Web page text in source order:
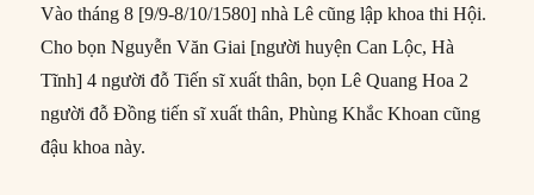
Vào tháng 8 [9/9-8/10/1580] nhà Lê cũng lập khoa thi Hội.
Cho bọn Nguyễn Văn Giai [người huyện Can Lộc, Hà
Tĩnh] 4 người đỗ Tiến sĩ xuất thân, bọn Lê Quang Hoa 2
người đỗ Đồng tiến sĩ xuất thân, Phùng Khắc Khoan cũng
đậu khoa này.